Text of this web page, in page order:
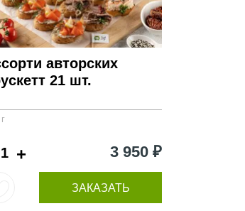
авторских
21 шт.
+ 3 950 ₽
ЗАКАЗАТЬ